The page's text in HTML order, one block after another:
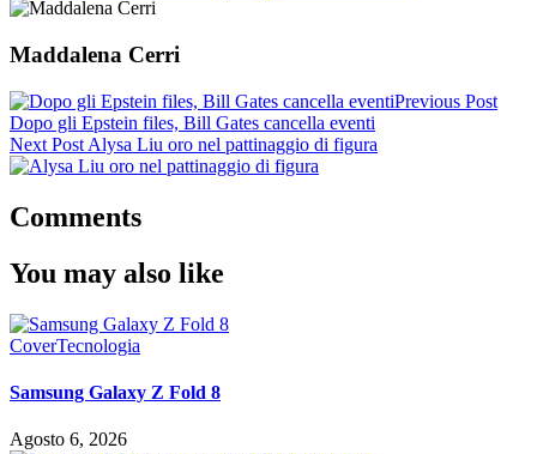
Maddalena Cerri
Previous Post
Dopo gli Epstein files, Bill Gates cancella eventi
Next Post Alysa Liu oro nel pattinaggio di figura
Comments
You may also like
CoverTecnologia
Samsung Galaxy Z Fold 8
Agosto 6, 2026